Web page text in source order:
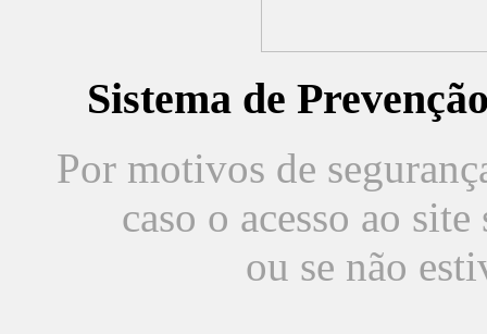
Sistema de
Por motivos de
caso o acesso ao
ou se não